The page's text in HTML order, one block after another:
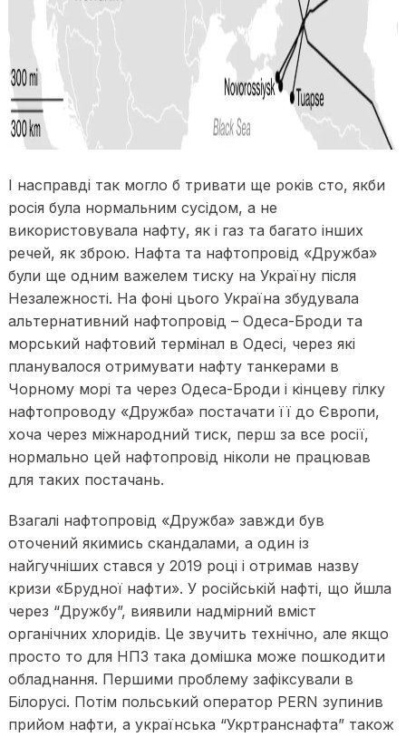
І насправді так могло б тривати ще років сто, якби
росія була нормальним сусідом, а не
використовувала нафту, як і газ та багато інших
речей, як зброю. Нафта та нафтопровід «Дружба»
були ще одним важелем тиску на Україну після
Незалежності. На фоні цього Україна збудувала
альтернативний нафтопровід – Одеса-Броди та
морський нафтовий термінал в Одесі, через які
планувалося отримувати нафту танкерами в
Чорному морі та через Одеса-Броди і кінцеву гілку
нафтопроводу «Дружба» постачати її до Європи,
хоча через міжнародний тиск, перш за все росії,
нормально цей нафтопровід ніколи не працював
для таких постачань.
Взагалі нафтопровід «Дружба» завжди був
оточений якимись скандалами, а один із
найгучніших стався у 2019 році і отримав назву
кризи «Брудної нафти». У російській нафті, що йшла
через “Дружбу”, виявили надмірний вміст
органічних хлоридів. Це звучить технічно, але якщо
просто то для НПЗ така домішка може пошкодити
обладнання. Першими проблему зафіксували в
Білорусі. Потім польський оператор PERN зупинив
прийом нафти, а українська “Укртранснафта” також